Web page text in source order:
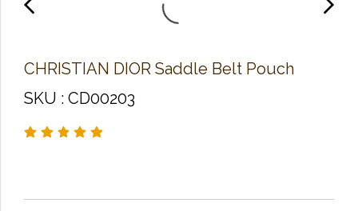
C​H​R​IS​T​IA​N​ D​IO​R Saddle​ Belt​ Pouch​
SKU : CD00203